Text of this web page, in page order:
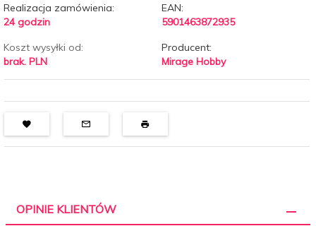
Realizacja zamówienia:
24 godzin
EAN:
5901463872935
Koszt wysyłki od:
brak. PLN
Producent:
Mirage Hobby
OPINIE KLIENTÓW